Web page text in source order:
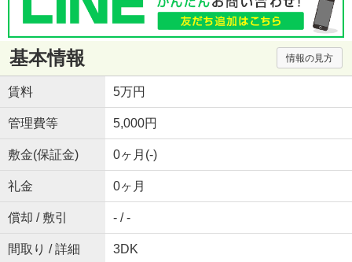
基本情報 情報の見方
賃料 5万円
管理費等 5,000円
敷金(保証金) 0ヶ月(-)
礼金 0ヶ月
償却 / 敷引 - / -
間取り / 詳細 3DK